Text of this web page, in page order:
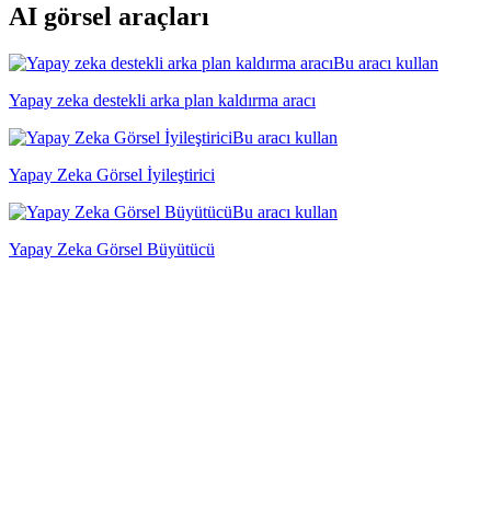
AI görsel araçları
Bu aracı kullan
Yapay zeka destekli arka plan kaldırma aracı
Bu aracı kullan
Yapay Zeka Görsel İyileştirici
Bu aracı kullan
Yapay Zeka Görsel Büyütücü